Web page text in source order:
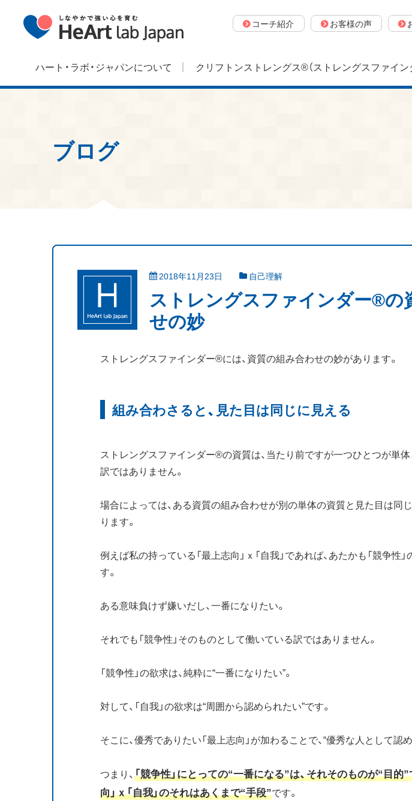
コーチ紹介 お客様の声
ハート・ラボ・ジャパンについて クリフトンストレングス®（ストレングスファイン
ブログ
2018年11月23日 自己理解
ストレングスファインダー®の
せの妙
ストレングスファインダー®には、資質の組み合わせの妙があります。
組み合わさると、見た目は同じに見える
ストレングスファインダー®の資質は、当たり前ですが一つひとつが単
訳ではありません。
場合によっては、ある資質の組み合わせが別の単体の資質と見た目は同
ります。
例えば私の持っている「最上志向」ｘ「自我」であれば、あたかも「競争性
す。
ある意味負けず嫌いだし、一番になりたい。
それでも「競争性」そのものとして働いている訳ではありません。
「競争性」の欲求は、純粋に“一番になりたい”。
対して、「自我」の欲求は“周囲から認められたい”です。
そこに、優秀でありたい「最上志向」が加わることで、“優秀な人として認
つまり、「競争性」にとっての“一番になる”は、それそのものが“目的
向」ｘ「自我」のそれはあくまで“手段”です。